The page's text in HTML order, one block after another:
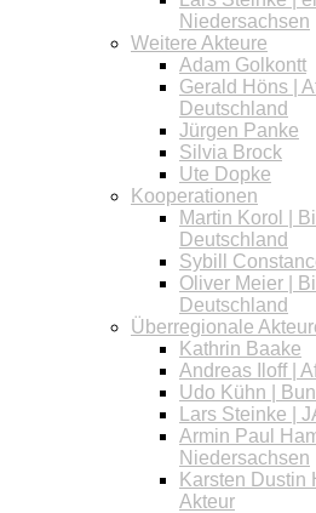
Niedersachsen
Weitere Akteure
Adam Golkontt
Gerald Höns |
Deutschland
Jürgen Panke
Silvia Brock
Ute Dopke
Kooperationen
Martin Korol |
Deutschland
Sybill
Oliver Meier |
Deutschland
Überregionale
Kathrin Baake
Andreas Iloff |
Udo Kühn |
Lars Steinke |
Armin Paul
Niedersachsen
Karsten Dustin
Akteur